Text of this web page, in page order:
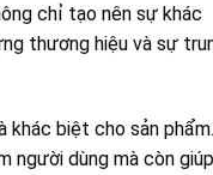
chỉ tạo nên sự khác
thương hiệu và sự
khác biệt cho sản phẩm.
người dùng mà còn giúp